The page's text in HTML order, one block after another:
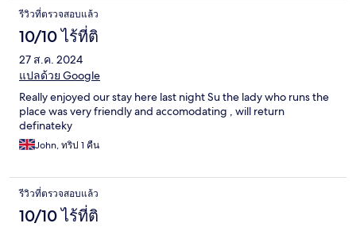
รีวิวที่ตรวจสอบแล้ว
10/10 ไร้ที่ติ
27 ส.ค. 2024
แปลด้วย Google
Really enjoyed our stay here last night Su the lady who runs the
place was very friendly and accomodating , will return
definateky
John, ทริป 1 คืน
รีวิวที่ตรวจสอบแล้ว
10/10 ไร้ที่ติ